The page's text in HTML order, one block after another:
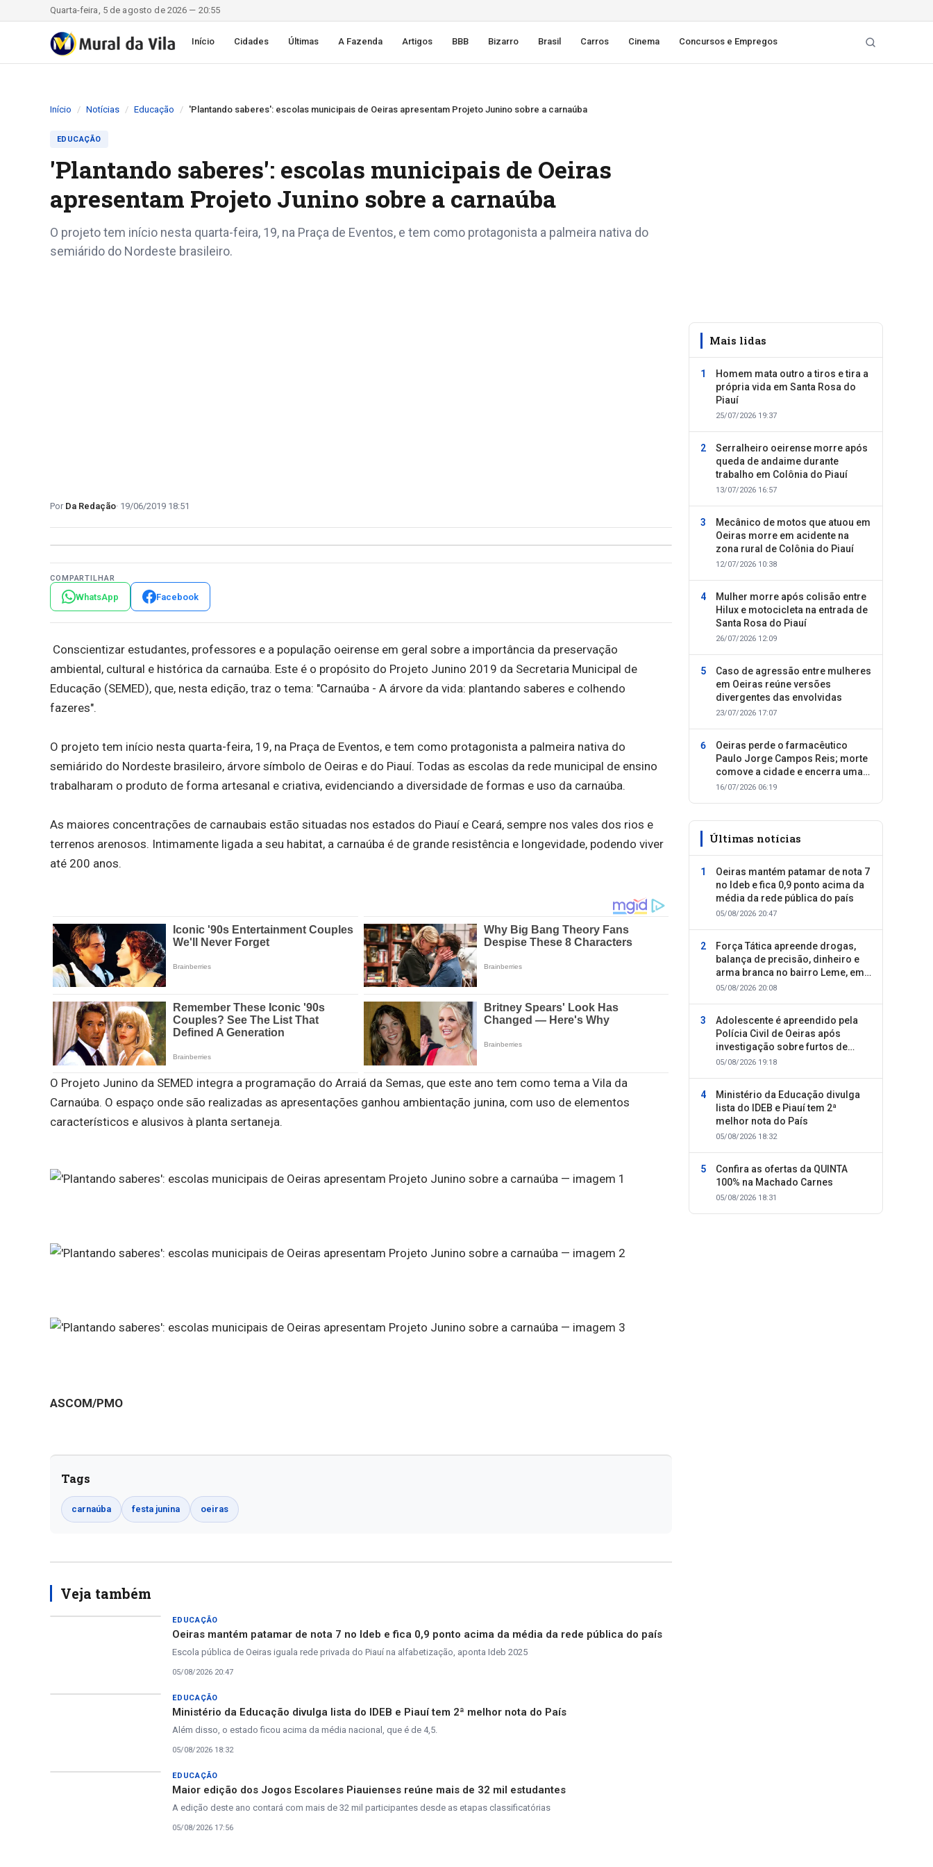
Quarta-feira, 5 de agosto de 2026 — 20:55
Início Cidades Últimas A Fazenda Artigos BBB Bizarro Brasil Carros Cinema Concursos e Empregos
Início Notícias Educação 'Plantando saberes': escolas municipais de Oeiras apresentam Projeto Junino sobre a carnaúba
EDUCAÇÃO
'Plantando saberes': escolas municipais de Oeiras
apresentam Projeto Junino sobre a carnaúba
O projeto tem início nesta quarta-feira, 19, na Praça de Eventos, e tem como protagonista a palmeira nativa do
semiárido do Nordeste brasileiro.
Da Redação 19/06/2019 18:51
COMPARTILHAR
WhatsApp Facebook
Conscientizar estudantes, professores e a população oeirense em geral sobre a importância da preservação
ambiental, cultural e histórica da carnaúba. Este é o propósito do Projeto Junino 2019 da Secretaria Municipal de
Educação (SEMED), que, nesta edição, traz o tema: "Carnaúba - A árvore da vida: plantando saberes e colhendo
fazeres".
O projeto tem início nesta quarta-feira, 19, na Praça de Eventos, e tem como protagonista a palmeira nativa do
semiárido do Nordeste brasileiro, árvore símbolo de Oeiras e do Piauí. Todas as escolas da rede municipal de ensino
trabalharam o produto de forma artesanal e criativa, evidenciando a diversidade de formas e uso da carnaúba.
As maiores concentrações de carnaubais estão situadas nos estados do Piauí e Ceará, sempre nos vales dos rios e
terrenos arenosos. Intimamente ligada a seu habitat, a carnaúba é de grande resistência e longevidade, podendo viver
até 200 anos.
O Projeto Junino da SEMED integra a programação do Arraiá da Semas, que este ano tem como tema a Vila da
Carnaúba. O espaço onde são realizadas as apresentações ganhou ambientação junina, com uso de elementos
característicos e alusivos à planta sertaneja.
ASCOM/PMO
Tags
carnaúba festa junina oeiras
Veja também
EDUCAÇÃO
Oeiras mantém patamar de nota 7 no Ideb e fica 0,9 ponto acima da média da rede pública do país
Escola pública de Oeiras iguala rede privada do Piauí na alfabetização, aponta Ideb 2025
05/08/2026 20:47
EDUCAÇÃO
Ministério da Educação divulga lista do IDEB e Piauí tem 2ª melhor nota do País
Além disso, o estado ficou acima da média nacional, que é de 4,5.
05/08/2026 18:32
EDUCAÇÃO
Maior edição dos Jogos Escolares Piauienses reúne mais de 32 mil estudantes
A edição deste ano contará com mais de 32 mil participantes desde as etapas classificatórias
05/08/2026 17:56
Mais lidas
Homem mata outro a tiros e tira a
própria vida em Santa Rosa do
Piauí
25/07/2026 19:37
Serralheiro oeirense morre após
queda de andaime durante
trabalho em Colônia do Piauí
13/07/2026 16:57
Mecânico de motos que atuou em
Oeiras morre em acidente na
zona rural de Colônia do Piauí
12/07/2026 10:38
Mulher morre após colisão entre
Hilux e motocicleta na entrada de
Santa Rosa do Piauí
26/07/2026 12:09
Caso de agressão entre mulheres
em Oeiras reúne versões
divergentes das envolvidas
23/07/2026 17:07
Oeiras perde o farmacêutico
Paulo Jorge Campos Reis; morte
comove a cidade e encerra uma
trajetória dedicada ao cuidado
16/07/2026 06:19
Últimas notícias
Oeiras mantém patamar de nota 7
no Ideb e fica 0,9 ponto acima da
média da rede pública do país
05/08/2026 20:47
Força Tática apreende drogas,
balança de precisão, dinheiro e
arma branca no bairro Leme, em
Oeiras
05/08/2026 20:08
Adolescente é apreendido pela
Polícia Civil de Oeiras após
investigação sobre furtos de
motocicletas
05/08/2026 19:18
Ministério da Educação divulga
lista do IDEB e Piauí tem 2ª
melhor nota do País
05/08/2026 18:32
Confira as ofertas da QUINTA
100% na Machado Carnes
05/08/2026 18:31